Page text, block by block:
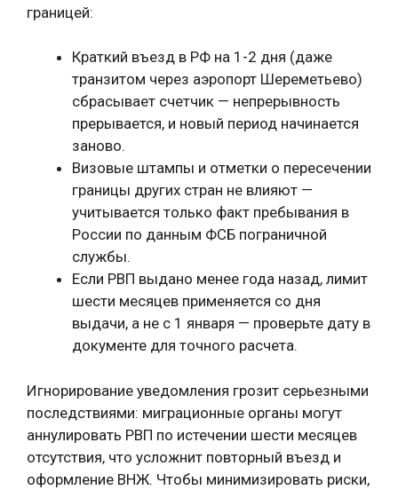
границей:
Краткий въезд в РФ на 1-2 дня (даже
транзитом через аэропорт Шереметьево)
сбрасывает счетчик — непрерывность
прерывается, и новый период начинается
заново.
Визовые штампы и отметки о пересечении
границы других стран не влияют —
учитывается только факт пребывания в
России по данным ФСБ пограничной
службы.
Если РВП выдано менее года назад, лимит
шести месяцев применяется со дня
выдачи, а не с 1 января — проверьте дату в
документе для точного расчета.
Игнорирование уведомления грозит серьезными
последствиями: миграционные органы могут
аннулировать РВП по истечении шести месяцев
отсутствия, что усложнит повторный въезд и
оформление ВНЖ. Чтобы минимизировать риски,